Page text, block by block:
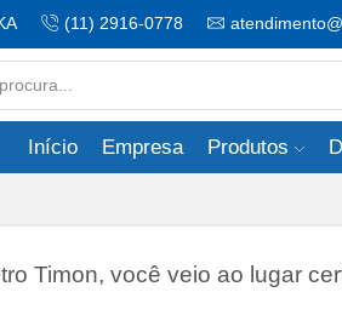
(11) 2916-0778
input
Início Empresa Produtos
Timon, você veio ao lugar